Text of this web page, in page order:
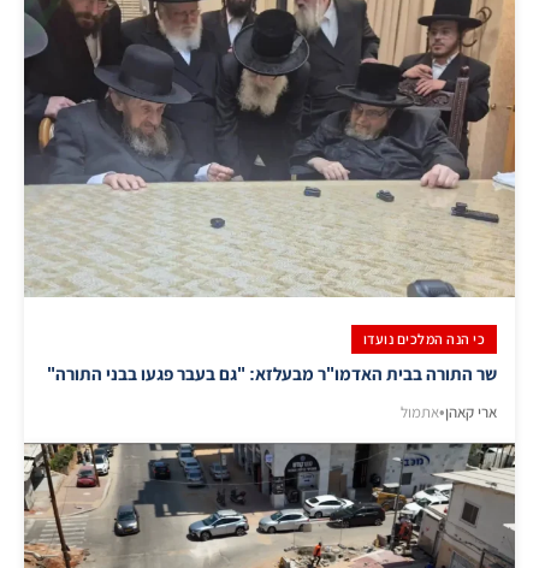
כי הנה המלכים נועדו
שר התורה בבית האדמו"ר מבעלזא: "גם בעבר פגעו בבני התורה"
ארי קאהן•אתמול